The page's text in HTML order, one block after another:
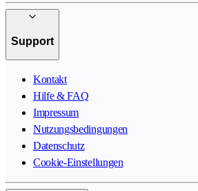
Support
Kontakt
Hilfe & FAQ
Impressum
Nutzungsbedingungen
Datenschutz
Cookie-Einstellungen